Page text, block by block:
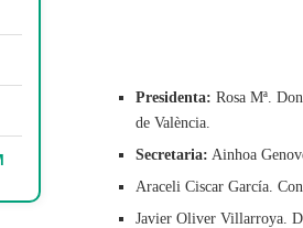
Presidenta: Rosa Mª.
de València.
Secretaria: Ainhoa
Araceli Ciscar García.
Javier Oliver Villarroya.